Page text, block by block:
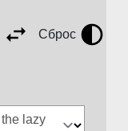
Сброс